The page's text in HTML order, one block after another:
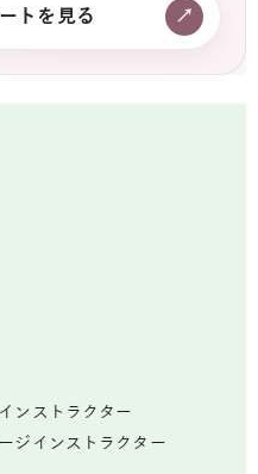
トを見る ↗
ンストラクター
ジインストラクター